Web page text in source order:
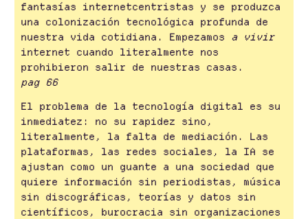
fantasías internetcentristas y se produzca
una colonización tecnológica profunda de
nuestra vida cotidiana. Empezamos a vivir
internet cuando literalmente nos
prohibieron salir de nuestras casas.
pag 66
El problema de la tecnología digital es su
inmediatez: no su rapidez sino,
literalmente, la falta de mediación. Las
plataformas, las redes sociales, la IA se
ajustan como un guante a una sociedad que
quiere información sin periodistas, música
sin discográficas, teorías y datos sin
científicos, burocracia sin organizaciones